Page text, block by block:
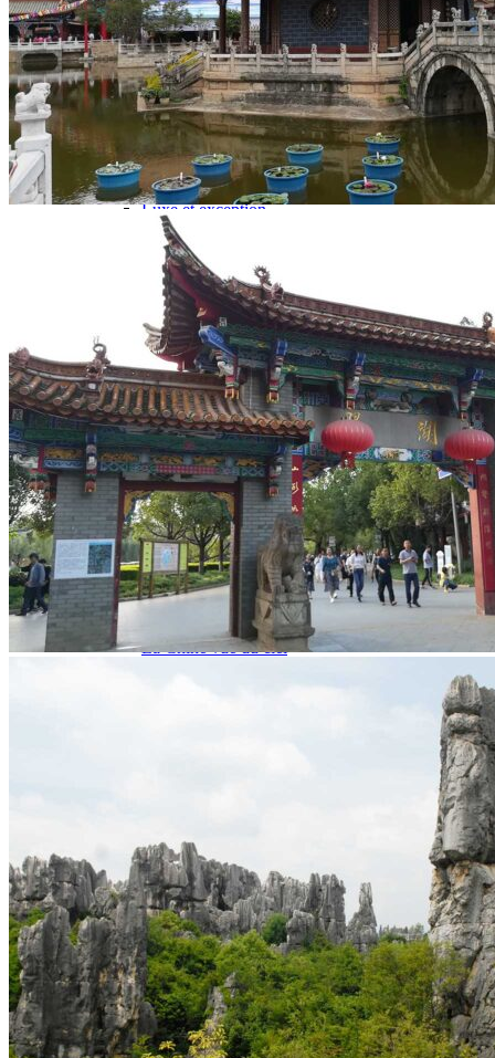
Circuits
Organisation
Circuits sur mesure
Nos Petits Groupes
Ambiance
Classique et incontournables
Culture & expériences
Nature et grands paysages
Famille et enfants
Trekking et aventure
Luxe et exception
Où et quand partir ?
Printemps
Eté
Automne
Hiver
Infos pratiques
Notre agence
Notre agence en Chine
Réseau Asian Roads
Garanties et engagements Asian Roads
Avis de nos voyageurs
Voyages d’affaires en Chine
Voyage scolaire et culturel en Chine
La Chine & ses secrets
Présentation de la Chine
Cuisines de Chine
Les Minorités Ethniques Chinoises
Fêtes traditionnelles & vacances en Chine
Les signes astrologiques Chinois
Les plus belles montagnes de Chine
Les plus belles balades de Chine
La Chine vue du ciel
Les langues en Chine : une étonnante diversité
Vols directs vers la Chine
Voyager en train
Voyager en Chine avec votre drone
Vaccins pour votre voyage en Chine
Mal des montagnes
Demande d’info
09 83 07 44 60